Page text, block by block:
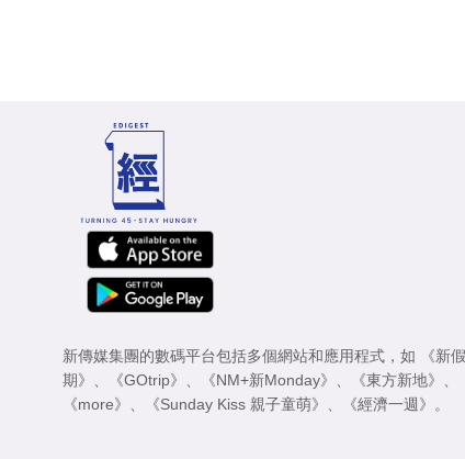
新傳媒集團的數碼平台包括多個網站和應用程式，如
《新假
期》
《GOtrip》 《NM+新Monday》 《東方新地》
《more》
《Sunday Kiss 親子童萌》 《經濟一週》 。